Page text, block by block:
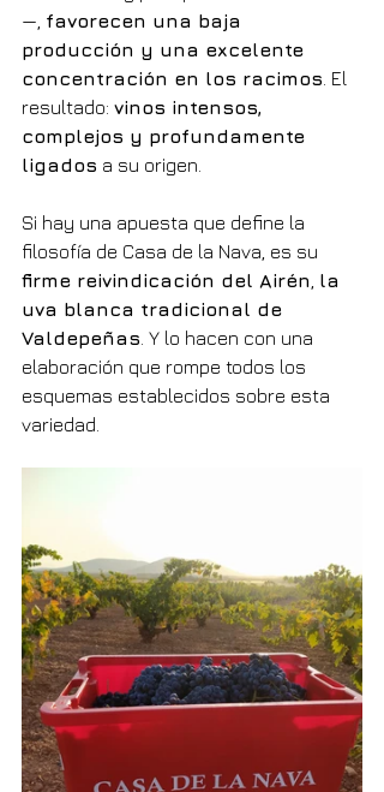
—, favorecen una baja
producción y una excelente
concentración en los racimos . El
resultado: vinos intensos,
complejos y profundamente
ligados a su origen.
Si hay una apuesta que define la
filosofía de Casa de la Nava, es su
firme reivindicación del Airén la
uva blanca tradicional de
Valdepeñas . Y lo hacen con una
elaboración que rompe todos los
esquemas establecidos sobre esta
variedad.